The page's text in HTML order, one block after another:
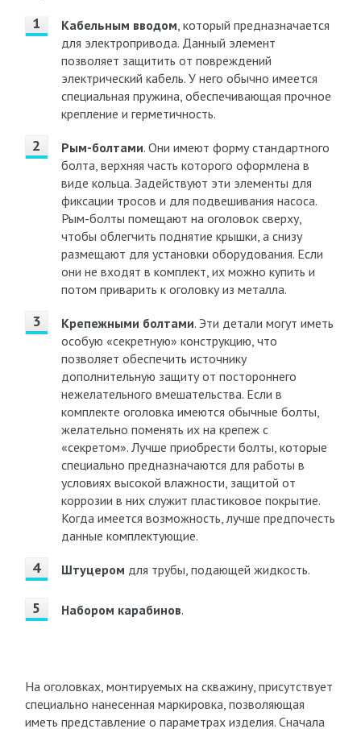
Кабельным вводом, который предназначается
для электропривода. Данный элемент
позволяет защитить от повреждений
электрический кабель. У него обычно имеется
специальная пружина, обеспечивающая прочное
крепление и герметичность.
Рым-болтами. Они имеют форму стандартного
болта, верхняя часть которого оформлена в
виде кольца. Задействуют эти элементы для
фиксации тросов и для подвешивания насоса.
Рым-болты помещают на оголовок сверху,
чтобы облегчить поднятие крышки, а снизу
размещают для установки оборудования. Если
они не входят в комплект, их можно купить и
потом приварить к оголовку из металла.
Крепежными болтами. Эти детали могут иметь
особую «секретную» конструкцию, что
позволяет обеспечить источнику
дополнительную защиту от постороннего
нежелательного вмешательства. Если в
комплекте оголовка имеются обычные болты,
желательно поменять их на крепеж с
«секретом». Лучше приобрести болты, которые
специально предназначаются для работы в
условиях высокой влажности, защитой от
коррозии в них служит пластиковое покрытие.
Когда имеется возможность, лучше предпочесть
данные комплектующие.
Штуцером для трубы, подающей жидкость.
Набором карабинов.
На оголовках, монтируемых на скважину, присутствует
специально нанесенная маркировка, позволяющая
иметь представление о параметрах изделия. Сначала